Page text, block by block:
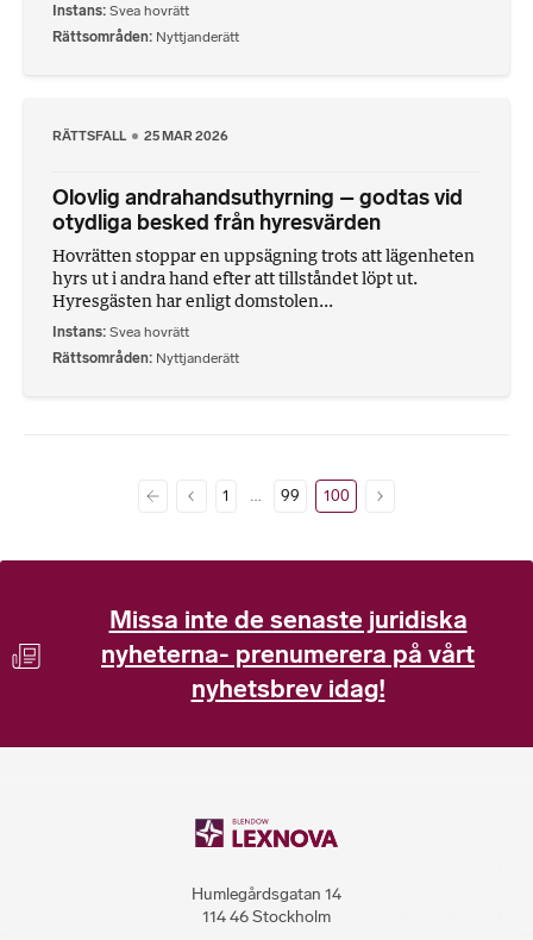
Instans Svea hovrätt
Rättsområden Nyttjanderätt
RÄTTSFALL 25 MAR 2026
Olovlig andrahandsuthyrning – godtas vid
otydliga besked från hyresvärden
Hovrätten stoppar en uppsägning trots att lägenheten
hyrs ut i andra hand efter att tillståndet löpt ut.
Hyresgästen har enligt domstolen...
Instans Svea hovrätt
Rättsområden Nyttjanderätt
1 … 99 100
Missa inte de senaste juridiska
nyheterna- prenumerera på vårt
nyhetsbrev idag!
Humlegårdsgatan 14
114 46 Stockholm